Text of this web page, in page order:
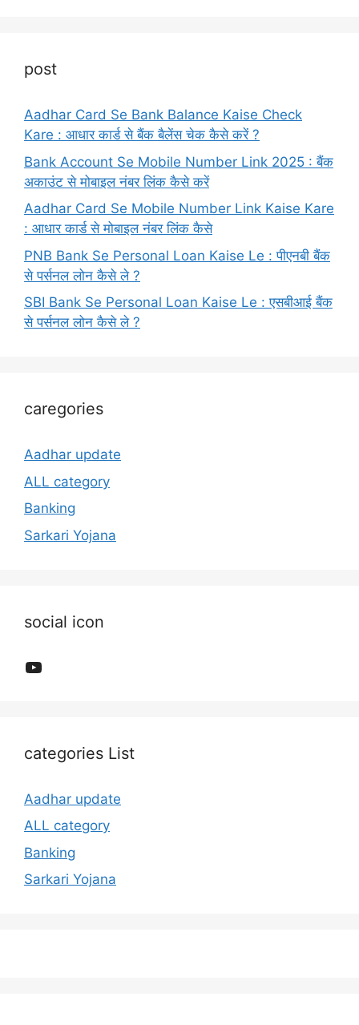
post
Aadhar Card Se Bank Balance Kaise Check
Kare : आधार कार्ड से बैंक बैलेंस चेक कैसे करें ?
Bank Account Se Mobile Number Link 2025 : बैंक
अकाउंट से मोबाइल नंबर लिंक कैसे करें
Aadhar Card Se Mobile Number Link Kaise Kare
: आधार कार्ड से मोबाइल नंबर लिंक कैसे
PNB Bank Se Personal Loan Kaise Le : पीएनबी बैंक
से पर्सनल लोन कैसे ले ?
SBI Bank Se Personal Loan Kaise Le : एसबीआई बैंक
से पर्सनल लोन कैसे ले ?
caregories
Aadhar update
ALL category
Banking
Sarkari Yojana
social icon
YouTube
categories List
Aadhar update
ALL category
Banking
Sarkari Yojana